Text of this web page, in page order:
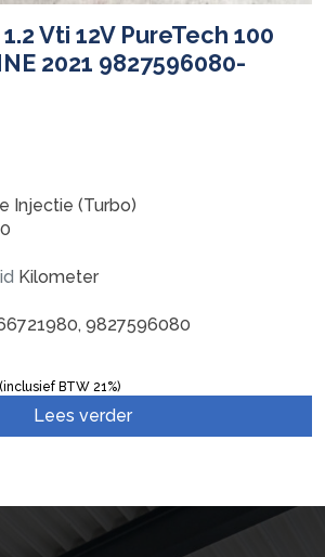
Vti 12V PureTech 100
2021 9827596080-
Injectie (Turbo)
Kilometer
9827596080
BTW 21%)
Lees verder